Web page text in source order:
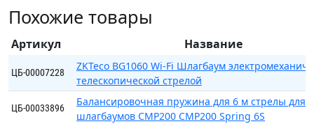
Похожие товары
Артикул Название
ЦБ-00007228
ZKTeco BG1060 Wi-Fi Шлагбаум
телескопической стрелой
ЦБ-00033896
Балансировочная пружина для 6 м стрелы для
шлагбаумов CMP200 CMP200 Spring 6S